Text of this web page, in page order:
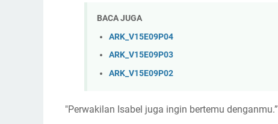
BACA JUGA
ARK_V15E09P04
ARK_V15E09P03
ARK_V15E09P02
"Perwakilan Isabel juga ingin bertemu denganmu.”